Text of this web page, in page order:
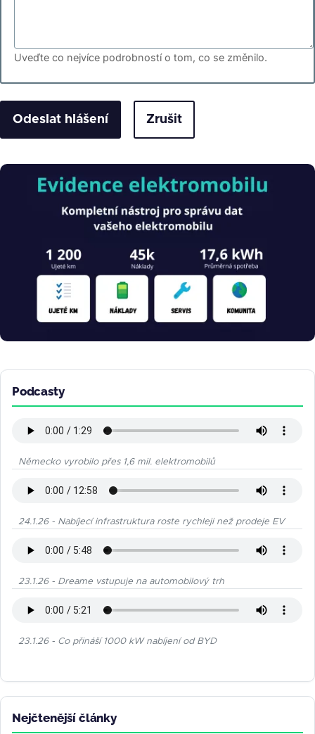
Uveďte co nejvíce podrobností o tom, co se změnilo.
Zrušit
Obrázek
Podcasty
Německo vyrobilo přes 1,6 mil. elektromobilů
24.1.26 - Nabíjecí infrastruktura roste rychleji než prodeje EV
23.1.26 - Dreame vstupuje na automobilový trh
23.1.26 - Co přináší 1000 kW nabíjení od BYD
Nejčtenější články